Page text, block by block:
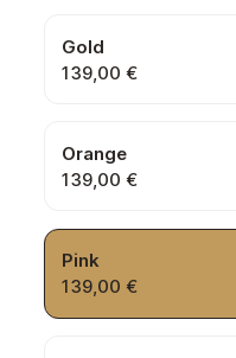
Gold
139,00 €
Orange
139,00 €
Pink
139,00 €